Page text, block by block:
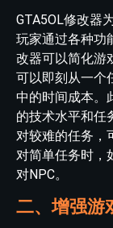
GTA5OL修改器
玩家通过各种功
改器可以简化游
可以即刻从一个
中的时间成本。
的技术水平和任
对较难的任务，
对简单任务时，
对NPC。
二、增强游